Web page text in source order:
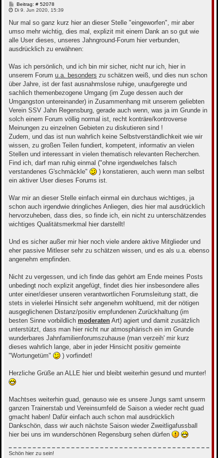
Beitrag: # 52078B
e
t
a
Di 9. Jun 2020, 15:39
Nur mal so ganz kurz hier an dieser Stelle "eingeworfen", mir aber
umso mehr wichtig, dies mal, explizit mit einem Dank an so gut wie
alle User dieses, unseres Jahnground-Forum hier verbunden,
ausdrücklich zu erwähnen:
Was ich persönlich, und ich bin mir sicher, nicht nur ich, hier in
unserem Forum u.a. besonders zu schätzen weiß, und dies nun schon
über Jahre, ist der fast ausnahmslose ruhige, unaufgeregte und
sachlich themenbezogene Umgang (im Zuge dessen auch der
Umgangston untereinander) in Zusammenhang mit unserem geliebten
Verein SSV Jahn Regensburg, gerade auch wenn, was ja im Grunde in
solch einem Forum völlig normal ist, recht konträre/kontroverse
Meinungen zu einzelnen Gebieten zu diskutieren sind !
Zudem, und das ist nun wahrlich keine Selbstverständlichkeit wie wir
wissen, zu großen Teilen fundiert, kompetent, informativ an vielen
Stellen und interessant in vielen thematisch relevanten Recherchen.
Find ich, darf man ruhig einmal ("ohne irgendwelches falsch
verstandenes G'schmäckle"
) konstatieren, auch wenn man selbst
ein aktiver User dieses Forums ist.
War mir an dieser Stelle einfach einmal ein durchaus wichtiges, ja
schon auch irgendwie dringliches Anliegen, dies hier mal ausdrücklich
hervorzuheben, dass dies, so finde ich, ein nicht zu unterschätzendes
wichtiges Qualitätsmerkmal hier darstellt!
Und es sicher außer mir hier noch viele andere aktive Mitglieder und
eher passive Mitleser sehr zu schätzen wissen, und es als u.a. ebenso
angenehm empfinden.
Nicht zu vergessen, und ich finde das gehört am Ende meines Posts
unbedingt noch explizit angefügt, findet dies hier insbesondere alles
unter einer/dieser unseren verantwortlichen Forumsleitung statt, die
stets in vielerlei Hinsicht sehr angenehm wohltuend, mit der nötigen
ausgeglichenen Distanz/positiv empfundenen Zurückhaltung (im
besten Sinne vorbildlich moderaten Art) agiert und damit zusätzlich
unterstützt, dass man hier nicht nur atmosphärisch ein im Grunde
wunderbares Jahnfamilienforumszuhause (man verzeih' mir kurz
dieses wahrlich lange, aber in jeder Hinsicht positiv gemeinte
"Wortungetüm"
) vorfindet!
Herzliche Grüße an ALLE hier und bleibt weiterhin gesund und munter!
Machtses weiterhin guad, genauso wie es unsere Jungs samt unserm
ganzen Trainerstab und Vereinsumfeld de Saison a wieder recht guad
gmacht haben! Dafür einfach auch schon mal ausdrücklich
Dankschön, dass wir auch nächste Saison wieder Zweitligafussball
hier bei uns im wunderschönen Regensburg sehen dürfen
Schön hier zu sein!